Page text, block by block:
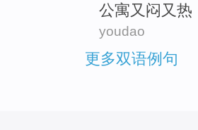
公寓又闷 又热
youdao
更多双语例句